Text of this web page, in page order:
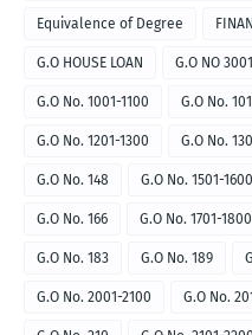
Equivalence of Degree
G.O HOUSE LOAN G.O NO
G.O No. 1001-1100 G.O No.
G.O No. 1201-1300 G.O No.
G.O No. 148 G.O No. 1501-1600
G.O No. 166 G.O No. 1701-1800
G.O No. 183 G.O No. 189
G.O No. 2001-2100 G.O No.